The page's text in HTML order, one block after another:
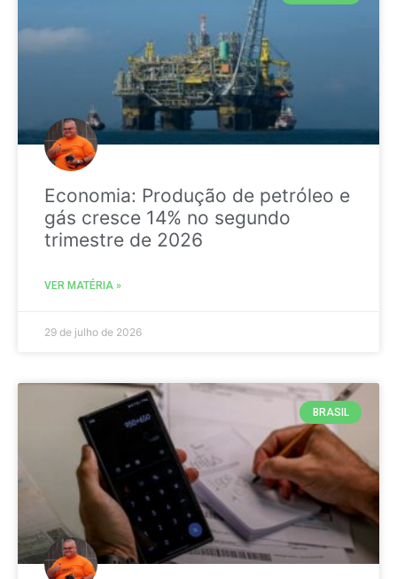
Economia: Produção de petróleo e
gás cresce 14% no segundo
trimestre de 2026
VER MATÉRIA »
29 de julho de 2026
BRASIL